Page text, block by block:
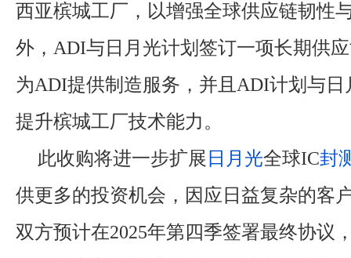
西亚槟城工厂，以增强全球供应链韧性
外，ADI与日月光计划签订一项长期供
为ADI提供制造服务，并且ADI计划与日
提升槟城工厂技术能力。
此收购将进一步扩展 日月光全球IC封
供更多的投资机会，因应日益复杂的客
双方预计在2025年第四季签署最终协议